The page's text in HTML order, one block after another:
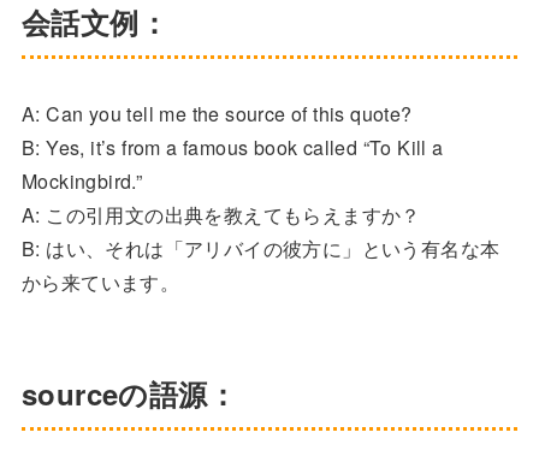
会話文例：
A: Can you tell me the source of this quote?
B: Yes, it’s from a famous book called “To Kill a
Mockingbird.”
A: この引用文の出典を教えてもらえますか？
B: はい、それは「アリバイの彼方に」という有名な本
から来ています。
sourceの語源：